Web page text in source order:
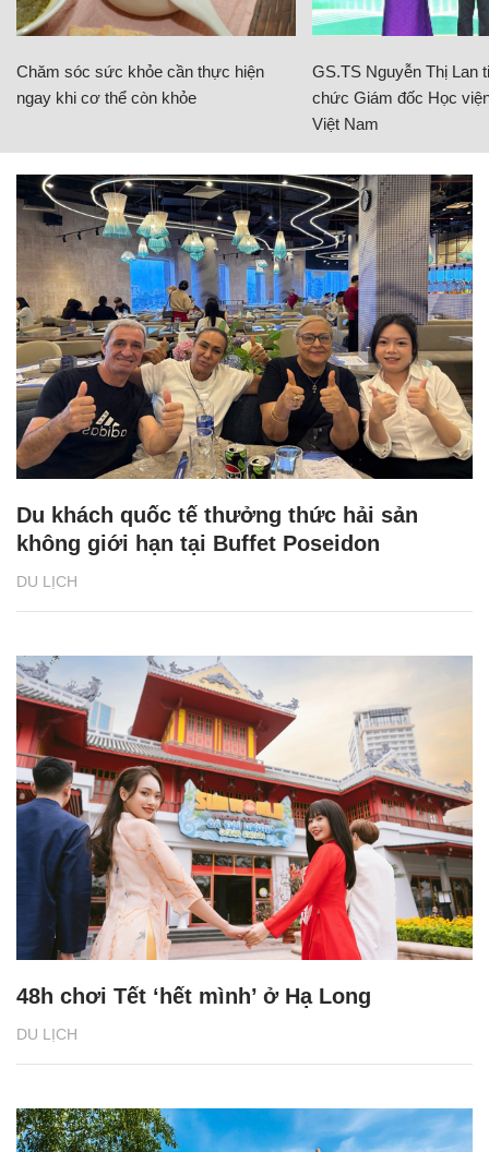
Chăm sóc sức khỏe cần thực hiện
ngay khi cơ thể còn khỏe
GS.TS Nguyễn Thị Lan
chức Giám đốc Học
Việt Nam
DU LỊCH
Du khách quốc tế thưởng thức hải sản
không giới hạn tại Buffet Poseidon
DU LỊCH
48h chơi Tết ‘hết mình’ ở Hạ Long